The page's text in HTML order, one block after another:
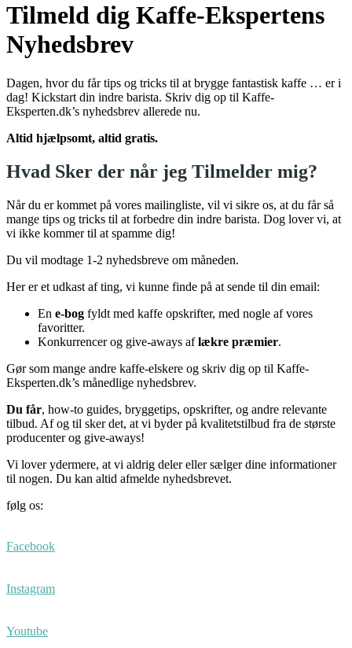
Tilmeld dig Kaffe-Ekspertens
Nyhedsbrev
Dagen, hvor du får tips og tricks til at brygge fantastisk kaffe … er i
dag! Kickstart din indre barista. Skriv dig op til Kaffe-
Eksperten.dk’s nyhedsbrev allerede nu.
Altid hjælpsomt, altid gratis.
Hvad Sker der når jeg Tilmelder mig?
Når du er kommet på vores mailingliste, vil vi sikre os, at du får så
mange tips og tricks til at forbedre din indre barista. Dog lover vi, at
vi ikke kommer til at spamme dig!
Du vil modtage 1-2 nyhedsbreve om måneden.
Her er et udkast af ting, vi kunne finde på at sende til din email:
En e-bog fyldt med kaffe opskrifter, med nogle af vores
favoritter.
Konkurrencer og give-aways aflækre præmier.
Gør som mange andre kaffe-elskere og skriv dig op til Kaffe-
Eksperten.dk’s månedlige nyhedsbrev.
Du får, how-to guides, bryggetips, opskrifter, og andre relevante
tilbud. Af og til sker det, at vi byder på kvalitetstilbud fra de største
producenter og give-aways!
Vi lover ydermere, at vi aldrig deler eller sælger dine informationer
til nogen. Du kan altid afmelde nyhedsbrevet.
følg os:
Facebook
Instagram
Youtube